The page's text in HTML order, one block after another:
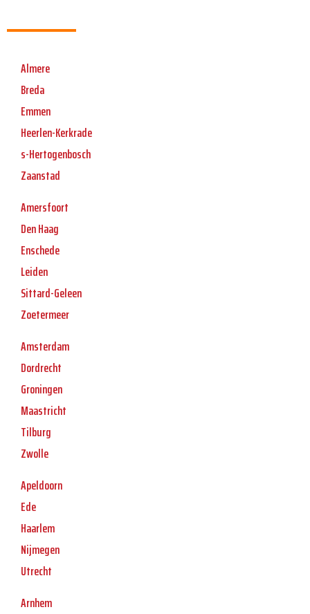
Almere
Breda
Emmen
Heerlen-Kerkrade
s-Hertogenbosch
Zaanstad
Amersfoort
Den Haag
Enschede
Leiden
Sittard-Geleen
Zoetermeer
Amsterdam
Dordrecht
Groningen
Maastricht
Tilburg
Zwolle
Apeldoorn
Ede
Haarlem
Nijmegen
Utrecht
Arnhem